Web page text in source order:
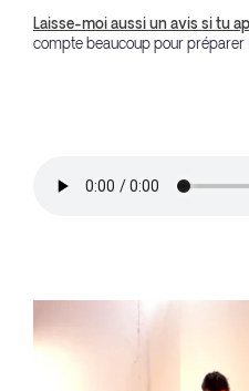
Laisse-moi aussi un avis si tu
compte beaucoup pour préparer